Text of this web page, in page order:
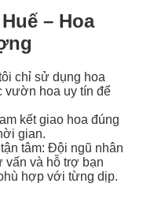
– Hoa
chỉ sử dụng hoa
vườn hoa uy tín để
kết giao hoa đúng
gian.
tâm: Đội ngũ nhân
vấn và hỗ trợ bạn
hợp với từng dịp.